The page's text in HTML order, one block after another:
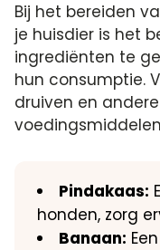
Bij het bereiden
je huisdier is het
ingrediënten te
hun consumptie.
druiven en
Pindakaas:
honden, zorg
Banaan: